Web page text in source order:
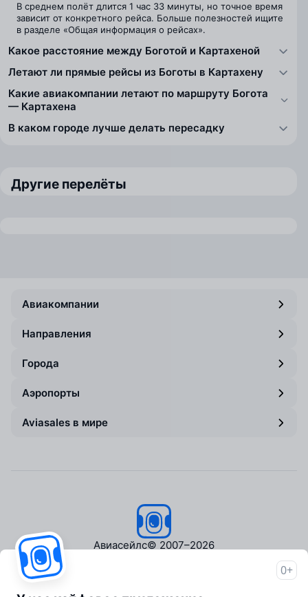
В среднем полёт длится 1 час 33 минуты, но точное время
зависит от конкретного рейса. Больше полезностей ищите
в разделе «Общая информация о рейсах».
Какое расстояние между Боготой и Картахеной
Летают ли прямые рейсы из Боготы в Картахену
Какие авиакомпании летают по маршруту Богота
— Картахена
В каком городе лучше делать пересадку
Другие перелёты
Авиакомпании
Направления
Города
Аэропорты
Aviasales в мире
Авиасейлс© 2007–2026
0+